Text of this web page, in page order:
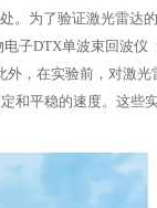
。为了验证激光雷达
电子DTX单波束回波仪
外，在实验前，对激光
和平稳的速度。这些